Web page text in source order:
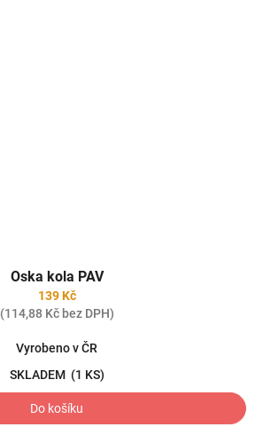
Oska kola PAV
139 Kč
(114,88 Kč bez DPH)
Vyrobeno v ČR
SKLADEM (1 KS)
Do košíku